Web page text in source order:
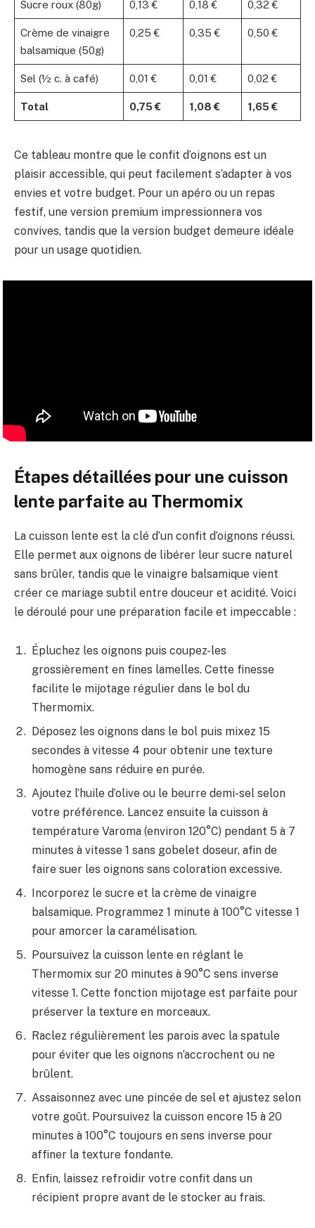
Sucre roux (80g) 0,13 € 0,18 € 0,32 €
Crème de vinaigre
balsamique (50g)
0,25 € 0,35 € 0,50 €
Sel (½ c. à café) 0,01 € 0,01 € 0,02 €
Total 0,75 € 1,08 € 1,65 €
Ce tableau montre que le confit d’oignons est un
plaisir accessible, qui peut facilement s’adapter à vos
envies et votre budget. Pour un apéro ou un repas
festif, une version premium impressionnera vos
convives, tandis que la version budget demeure idéale
pour un usage quotidien.
Étapes détaillées pour une cuisson
lente parfaite au Thermomix
La cuisson lente est la clé d’un confit d’oignons réussi.
Elle permet aux oignons de libérer leur sucre naturel
sans brûler, tandis que le vinaigre balsamique vient
créer ce mariage subtil entre douceur et acidité. Voici
le déroulé pour une préparation facile et impeccable :
Épluchez les oignons puis coupez-les
grossièrement en fines lamelles. Cette finesse
facilite le mijotage régulier dans le bol du
Thermomix.
Déposez les oignons dans le bol puis mixez 15
secondes à vitesse 4 pour obtenir une texture
homogène sans réduire en purée.
Ajoutez l’huile d’olive ou le beurre demi-sel selon
votre préférence. Lancez ensuite la cuisson à
température Varoma (environ 120°C) pendant 5 à 7
minutes à vitesse 1 sans gobelet doseur, afin de
faire suer les oignons sans coloration excessive.
Incorporez le sucre et la crème de vinaigre
balsamique. Programmez 1 minute à 100°C vitesse 1
pour amorcer la caramélisation.
Poursuivez la cuisson lente en réglant le
Thermomix sur 20 minutes à 90°C sens inverse
vitesse 1. Cette fonction mijotage est parfaite pour
préserver la texture en morceaux.
Raclez régulièrement les parois avec la spatule
pour éviter que les oignons n’accrochent ou ne
brûlent.
Assaisonnez avec une pincée de sel et ajustez selon
votre goût. Poursuivez la cuisson encore 15 à 20
minutes à 100°C toujours en sens inverse pour
affiner la texture fondante.
Enfin, laissez refroidir votre confit dans un
récipient propre avant de le stocker au frais.